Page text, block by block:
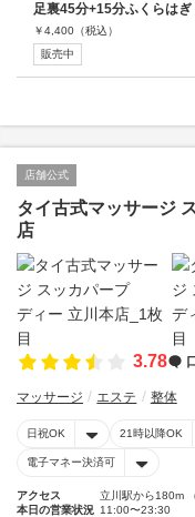
足裏45分+15分ふくらはぎ
￥4,400 （税込）
販売中
店舗公式
タイ古式マッサージ
店
3.78
マッサージ エステ 整体
日祝OK 21時以降OK
電子マネー決済可
アクセス
立川駅から180m
本日の営業状況 11:00〜23:30